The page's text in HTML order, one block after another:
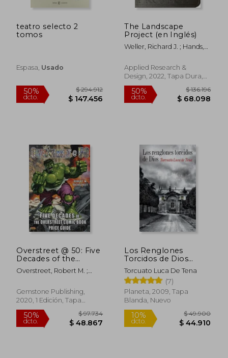
15% 10%
dcto. $
Rápido
teatro selecto 2
tomos
Espasa, Usado
The Landscape
Project (en Inglés)
Weller, Richard J. ; Hands,
Applied Research &
Design, 2022, Tapa Dura,
Nuevo
Overstreet @ 50: Five
Decades of the
Overstreet Comic
Book Price Guide (en
Overstreet, Robert M. ;
Gemstone Publishing,
2020, 1 Edición, Tapa
Blanda, Nuevo
Los Renglones
Torcidos de Dios
((Fuera de Colección))
- Torcuato Luca De
Tena - Libro Físico
Torcuato Luca De Tena
(7)
Planeta, 2009, Tapa
Blanda, Nuevo